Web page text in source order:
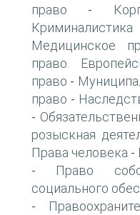
право -
Криминалистика
Медицинское
право.
право -
право -
-
розыскная
Права человека -
- Право
социального
-